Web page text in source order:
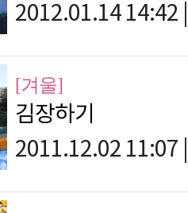
2012.01.14 14:42
[겨울]
김장하기
2011.12.02 11:07